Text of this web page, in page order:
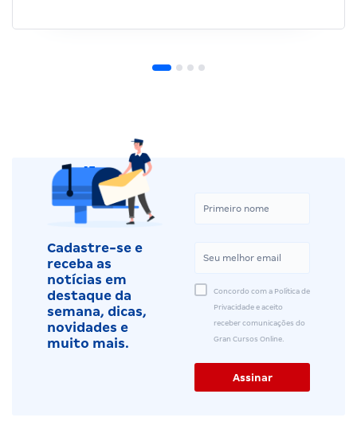
Cadastre-se e
receba as
notícias em
destaque da
semana, dicas,
novidades e
muito mais.
Concordo com a Política de
Privacidade e aceito
receber comunicações do
Gran Cursos Online.